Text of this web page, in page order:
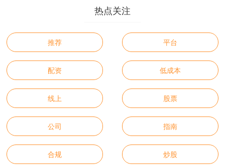
热点关注
推荐 平台
配资 低成本
线上 股票
公司 指南
合规 炒股